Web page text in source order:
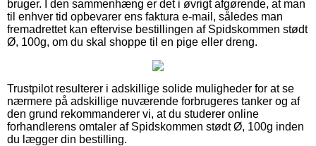
bruger. I den sammenhæng er det i øvrigt afgørende, at man
til enhver tid opbevarer ens faktura e-mail, således man
fremadrettet kan eftervise bestillingen af Spidskommen stødt
Ø, 100g, om du skal shoppe til en pige eller dreng.
Trustpilot resulterer i adskillige solide muligheder for at se
nærmere på adskillige nuværende forbrugeres tanker og af
den grund rekommanderer vi, at du studerer online
forhandlerens omtaler af Spidskommen stødt Ø, 100g inden
du lægger din bestilling.